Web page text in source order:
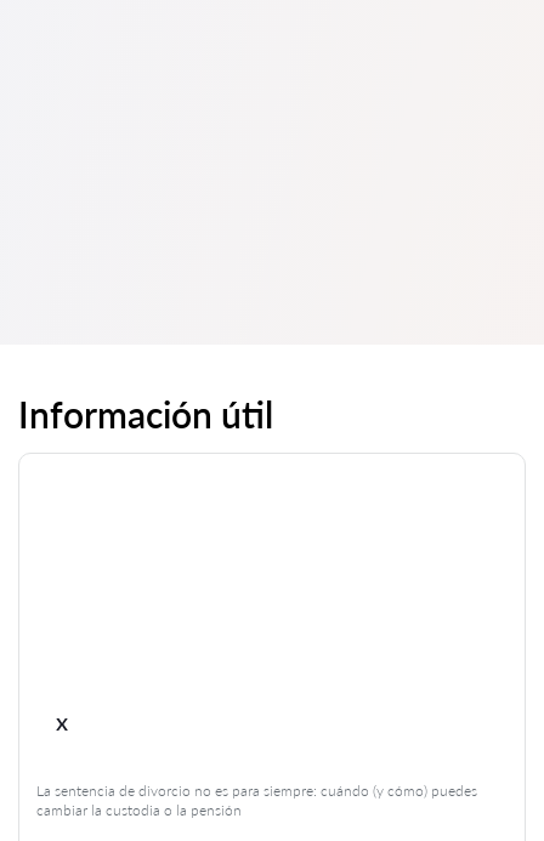
Información útil
x
La sentencia de divorcio no es para siempre: cuándo (y cómo) puedes
cambiar la custodia o la pensión